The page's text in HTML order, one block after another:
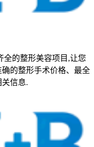
全的整形美容项目,让您
的整形手术价格、最全
信息.